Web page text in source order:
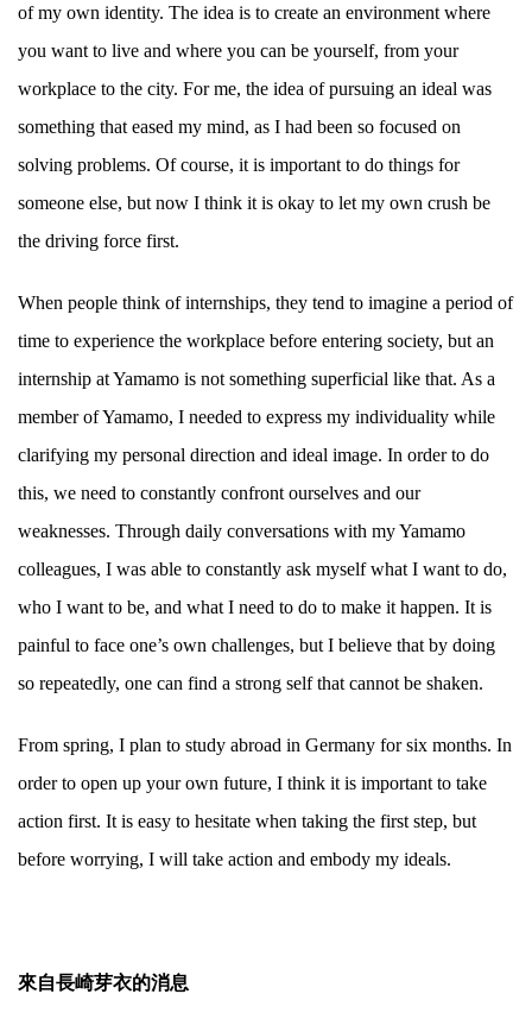
of my own identity. The idea is to create an environment where
you want to live and where you can be yourself, from your
workplace to the city. For me, the idea of pursuing an ideal was
something that eased my mind, as I had been so focused on
solving problems. Of course, it is important to do things for
someone else, but now I think it is okay to let my own crush be
the driving force first.
When people think of internships, they tend to imagine a period of
time to experience the workplace before entering society, but an
internship at Yamamo is not something superficial like that. As a
member of Yamamo, I needed to express my individuality while
clarifying my personal direction and ideal image. In order to do
this, we need to constantly confront ourselves and our
weaknesses. Through daily conversations with my Yamamo
colleagues, I was able to constantly ask myself what I want to do,
who I want to be, and what I need to do to make it happen. It is
painful to face one’s own challenges, but I believe that by doing
so repeatedly, one can find a strong self that cannot be shaken.
From spring, I plan to study abroad in Germany for six months. In
order to open up your own future, I think it is important to take
action first. It is easy to hesitate when taking the first step, but
before worrying, I will take action and embody my ideals.
來自長崎芽衣的消息